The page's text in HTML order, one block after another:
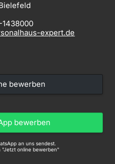
1438000
expert.de
bewerben
bewerben
an uns sendest.
online bewerben"